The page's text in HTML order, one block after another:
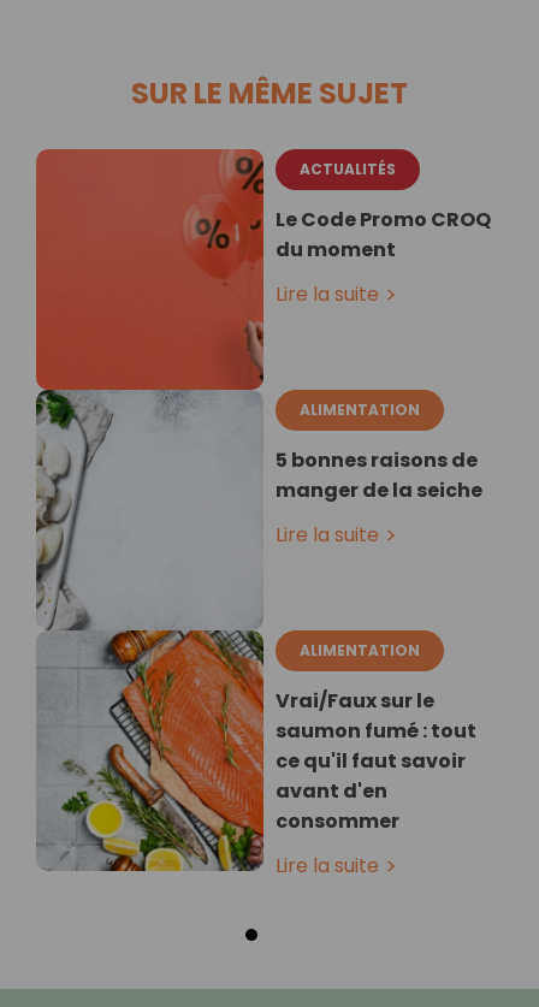
SUR LE MÊME SUJET
ACTUALITÉS
Le Code Promo CROQ
du moment
Lire la suite
ALIMENTATION
5 bonnes raisons de
manger de la seiche
Lire la suite
ALIMENTATION
Vrai/Faux sur le
saumon fumé : tout
ce qu'il faut savoir
avant d'en
consommer
Lire la suite